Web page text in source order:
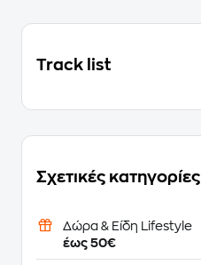
Track list
Σχετικές κατηγορίες
Δώρα & Είδη Lifestyle
έως 50€